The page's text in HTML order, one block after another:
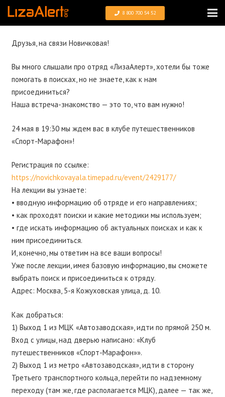
8 800 700 54 52
Друзья, на связи Новичковая!
Вы много слышали про отряд «ЛизаАлерт», хотели бы тоже
помогать в поисках, но не знаете, как к нам
присоединиться?
Наша встреча-знакомство — это то, что вам нужно!
24 мая в 19:30 мы ждем вас в клубе путешественников
«Спорт-Марафон»!
Регистрация по ссылке:
https://novichkovayala.timepad.ru/event/2429177/
На лекции вы узнаете:
• вводную информацию об отряде и его направлениях;
• как проходят поиски и какие методики мы используем;
• где искать информацию об актуальных поисках и как к
ним присоединиться.
И, конечно, мы ответим на все ваши вопросы!
Уже после лекции, имея базовую информацию, вы сможете
выбрать поиск и присоединиться к отряду.
Адрес: Москва, 5-я Кожуховская улица, д. 10.
Как добраться:
1) Выход 1 из МЦК «Автозаводская», идти по прямой 250 м.
Вход с улицы, над дверью написано: «Клуб
путешественников «Спорт-Марафон»».
2) Выход 1 из метро «Автозаводская», идти в сторону
Третьего транспортного кольца, перейти по надземному
переходу (там же, где располагается МЦК), далее — так же,